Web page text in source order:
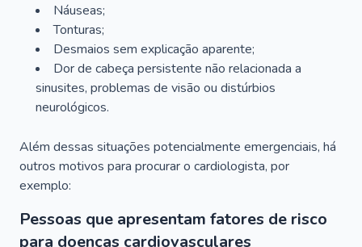
Náuseas;
Tonturas;
Desmaios sem explicação aparente;
Dor de cabeça persistente não relacionada a
sinusites, problemas de visão ou distúrbios
neurológicos.
Além dessas situações potencialmente emergenciais, há
outros motivos para procurar o cardiologista, por
exemplo:
Pessoas que apresentam fatores de risco
para doenças cardiovasculares